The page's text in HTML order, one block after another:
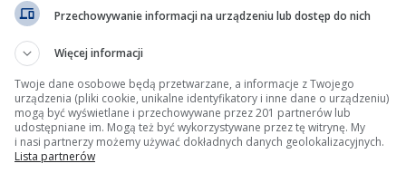
za impulsami prądu przy załączaniu Q.
≥ Iout, Vr ≥ Vout z marginesem.
małe ładunki bramki (Qg) i ładunek odwrotnego
– RHPZ):
L}
Przechowywanie informacji na urządzeniu lub dostęp do nich
Więcej informacji
Twoje dane osobowe będą przetwarzane, a informacje z Twojego
urządzenia (pliki cookie, unikalne identyfikatory i inne dane o urządzeniu)
mogą być wyświetlane i przechowywane przez 201 partnerów lub
udostępniane im. Mogą też być wykorzystywane przez tę witrynę. My
i nasi partnerzy możemy używać dokładnych danych geolokalizacyjnych.
Lista partnerów